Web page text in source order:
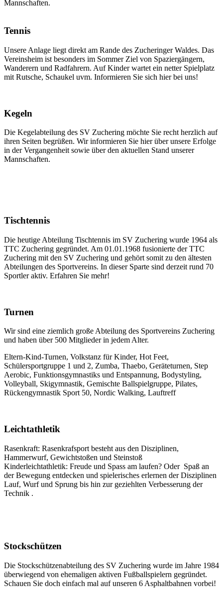
Mannschaften.
Tennis
Unsere Anlage liegt direkt am Rande des Zucheringer Waldes. Das
Vereinsheim ist besonders im Sommer Ziel von Spaziergängern,
Wanderern und Radfahrern. Auf Kinder wartet ein netter Spielplatz
mit Rutsche, Schaukel uvm. Informieren Sie sich hier bei uns!
Kegeln
Die Kegelabteilung des SV Zuchering möchte Sie recht herzlich auf
ihren Seiten begrüßen. Wir informieren Sie hier über unsere Erfolge
in der Vergangenheit sowie über den aktuellen Stand unserer
Mannschaften.
Tischtennis
Die heutige Abteilung Tischtennis im SV Zuchering wurde 1964 als
TTC Zuchering gegründet. Am 01.01.1968 fusionierte der TTC
Zuchering mit den SV Zuchering und gehört somit zu den ältesten
Abteilungen des Sportvereins. In dieser Sparte sind derzeit rund 70
Sportler aktiv. Erfahren Sie mehr!
Turnen
Wir sind eine ziemlich große Abteilung des Sportvereins Zuchering
und haben über 500 Mitglieder in jedem Alter.
Eltern-Kind-Turnen, Volkstanz für Kinder, Hot Feet,
Schülersportgruppe 1 und 2, Zumba, Thaebo, Geräteturnen, Step
Aerobic, Funktionsgymnastiks und Entspannung, Bodystyling,
Volleyball, Skigymnastik, Gemischte Ballspielgruppe, Pilates,
Rückengymnastik Sport 50, Nordic Walking, Lauftreff
Leichtathletik
Rasenkraft: Rasenkrafsport besteht aus den Disziplinen,
Hammerwurf, Gewichtstoßen und Steinstoß
Kinderleichtathletik: Freude und Spass am laufen? Oder Spaß an
der Bewegung entdecken und spielerisches erlernen der Disziplinen
Lauf, Wurf und Sprung bis hin zur geziehlten Verbesserung der
Technik .
Stockschützen
Die Stockschützenabteilung des SV Zuchering wurde im Jahre 1984
überwiegend von ehemaligen aktiven Fußballspielern gegründet.
Schauen Sie doch einfach mal auf unseren 6 Asphaltbahnen vorbei!